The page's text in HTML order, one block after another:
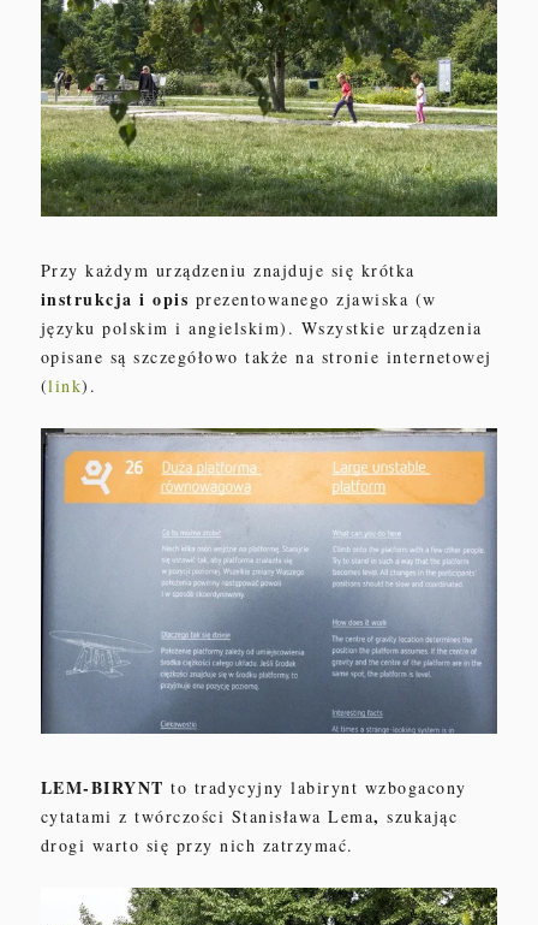
Przy każdym urządzeniu znajduje się krótka
instrukcja i opis prezentowanego zjawiska (w
języku polskim i angielskim). Wszystkie urządzenia
opisane sąszczegółowo także na stronie internetowej
(link) .
LEM-BIRYNTto tradycyjny labirynt wzbogacony
cytatami z twórczości Stanisława Lema,szukając
drogi warto się przy nich zatrzymać.